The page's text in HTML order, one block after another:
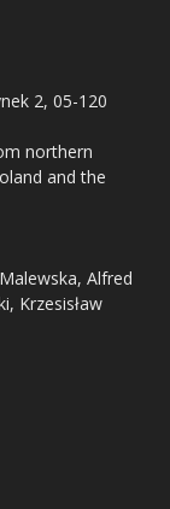
2, 05-120
northern
and the
Alfred
Krzesisław